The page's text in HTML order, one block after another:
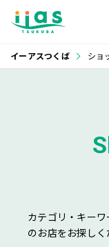
イーアスつくば ショ
カテゴリ・キー
のお店をお探しく